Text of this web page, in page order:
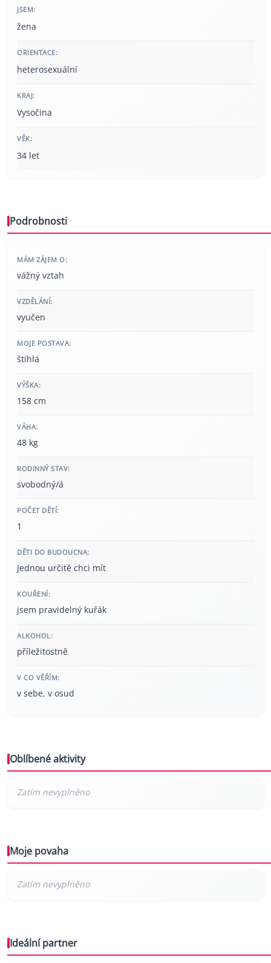
JSEM:
žena
ORIENTACE:
heterosexuální
KRAJ:
Vysočina
VĚK:
34 let
Podrobnosti
MÁM ZÁJEM O:
vážný vztah
VZDĚLÁNÍ:
vyučen
MOJE POSTAVA:
štíhlá
VÝŠKA:
158 cm
VÁHA:
48 kg
RODINNÝ STAV:
svobodný/á
POČET DĚTÍ:
1
DĚTI DO BUDOUCNA:
jednou určitě chci mít
KOUŘENÍ:
jsem pravidelný kuřák
ALKOHOL:
příležitostně
V CO VĚŘÍM:
v sebe, v osud
Oblíbené aktivity
Moje povaha
Ideální partner